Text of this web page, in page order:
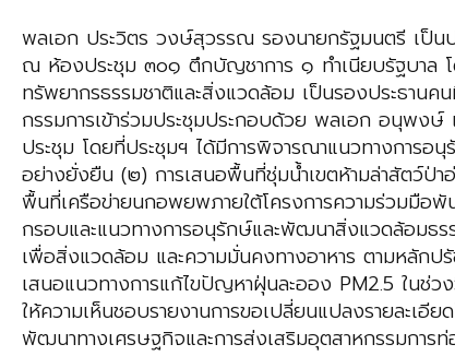
พลเอก ประวิตร วงษ์สุวรรณ รองนายกรัฐมนตรี เป็
ณ ห้องประชุม ๓๐๑ ตึกบัญชาการ ๑ ทำเนียบรัฐบาล โ
ทรัพยากรธรรมชาติและสิ่งแวดล้อม เป็นรองประธาน
กรรมการเข้าร่วมประชุมประกอบด้วย พลเอก อนุพง
ประชุม โดยที่ประชุมฯ ได้มีการพิจารณาแนวทางการ
อย่างยั่งยืน (๒) การเสนอพื้นที่ชุ่มน้ำเขตห้ามล่าสัตว์ป่า
พื้นที่เครือข่ายนกอพยพภายใต้โครงการความร่วมมือพั
กรอบและแนวทางการอนุรักษ์และพัฒนาสิ่งแวดล้อมธร
เพื่อสิ่งแวดล้อม และความมั่นคงทางอาหาร ตามหลั
เสนอแนวทางการแก้ไขปัญหาฝุ่นละออง PM2.5 ในช่
ให้ความเห็นชอบรายงานการขอเปลี่ยนแปลงรายละเอี
พัฒนาทางเศรษฐกิจและการส่งเสริมอุตสาหกรรมการ